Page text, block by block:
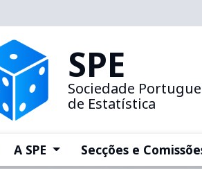
SPE
Sociedade
de Estatística
A SPE (current)Secções e